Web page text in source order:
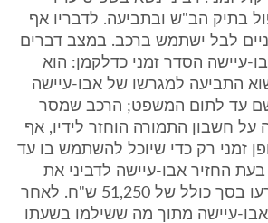
בתיק הב"ש ובתביעה. לדבריו אף
לבל ישתמש ברכב. במצב דברים
עיישה הסדר זמני כדלקמן: הוא
התביעה למגרשו של אבו-עיישה
עד לתום המשפט; הרכב שמסר
על חשבון התמורה הוחזר לידיו, אף
זמני רק כדי שיוכל להשתמש בו עד
החזיר אבו-עיישה לדביני את
השיקים שטרם נפרעו בסך כולל של 51,250 ש"ח. לאחר
אבו-עיישה מתוך מה ששילמו בשעתו